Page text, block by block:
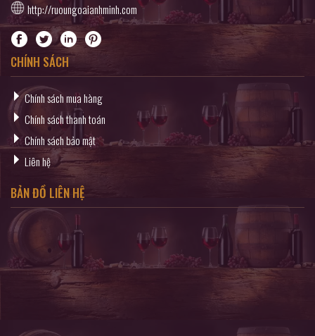
http://ruoungoaianhminh.com
CHÍNH SÁCH
Chính sách mua hàng
Chính sách thanh toán
Chính sách bảo mật
Liên hệ
BẢN ĐỒ LIÊN HỆ